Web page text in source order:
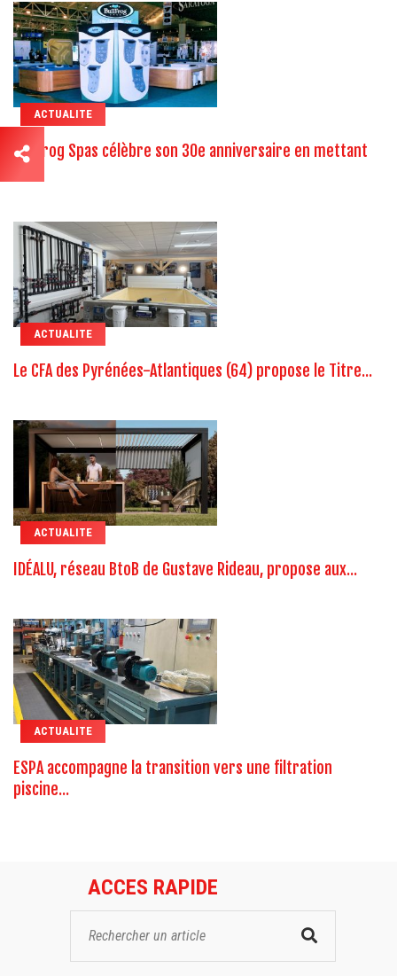
ACTUALITE
Bullfrog Spas célèbre son 30e anniversaire en mettant
ACTUALITE
Le CFA des Pyrénées-Atlantiques (64) propose le Titre...
ACTUALITE
IDÉALU, réseau BtoB de Gustave Rideau, propose aux...
ACTUALITE
ESPA accompagne la transition vers une filtration
piscine...
ACCES RAPIDE